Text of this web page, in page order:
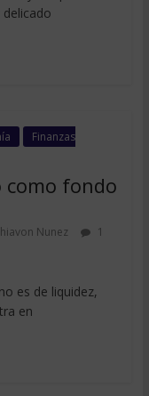
Finanzas
como fondo
Nunez
1
es de liquidez,
en